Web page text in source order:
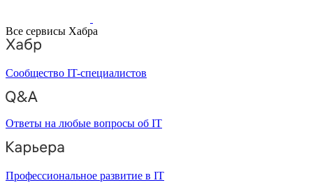
Все сервисы Хабра
Сообщество IT-специалистов
Ответы на любые вопросы об IT
Профессиональное развитие в IT